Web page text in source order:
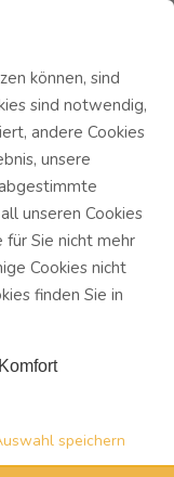
die
das
zu
können, sind
sind notwendig,
andere Cookies
unsere
unseren Cookies
für Sie nicht mehr
Cookies nicht
finden Sie in
Komfort
speichern